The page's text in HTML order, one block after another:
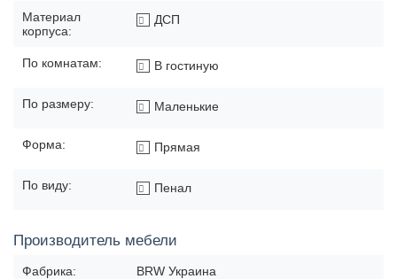
Материал
корпуса:
ДСП
По комнатам: В гостиную
По размеру: Маленькие
Форма: Прямая
По виду: Пенал
Производитель мебели
Фабрика: BRW Украина